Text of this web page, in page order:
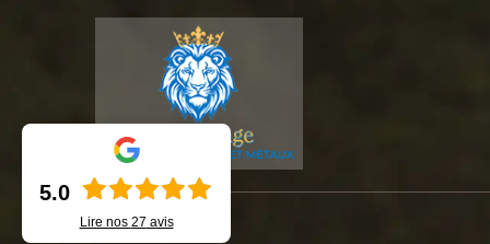
5.0
Lire nos 27 avis